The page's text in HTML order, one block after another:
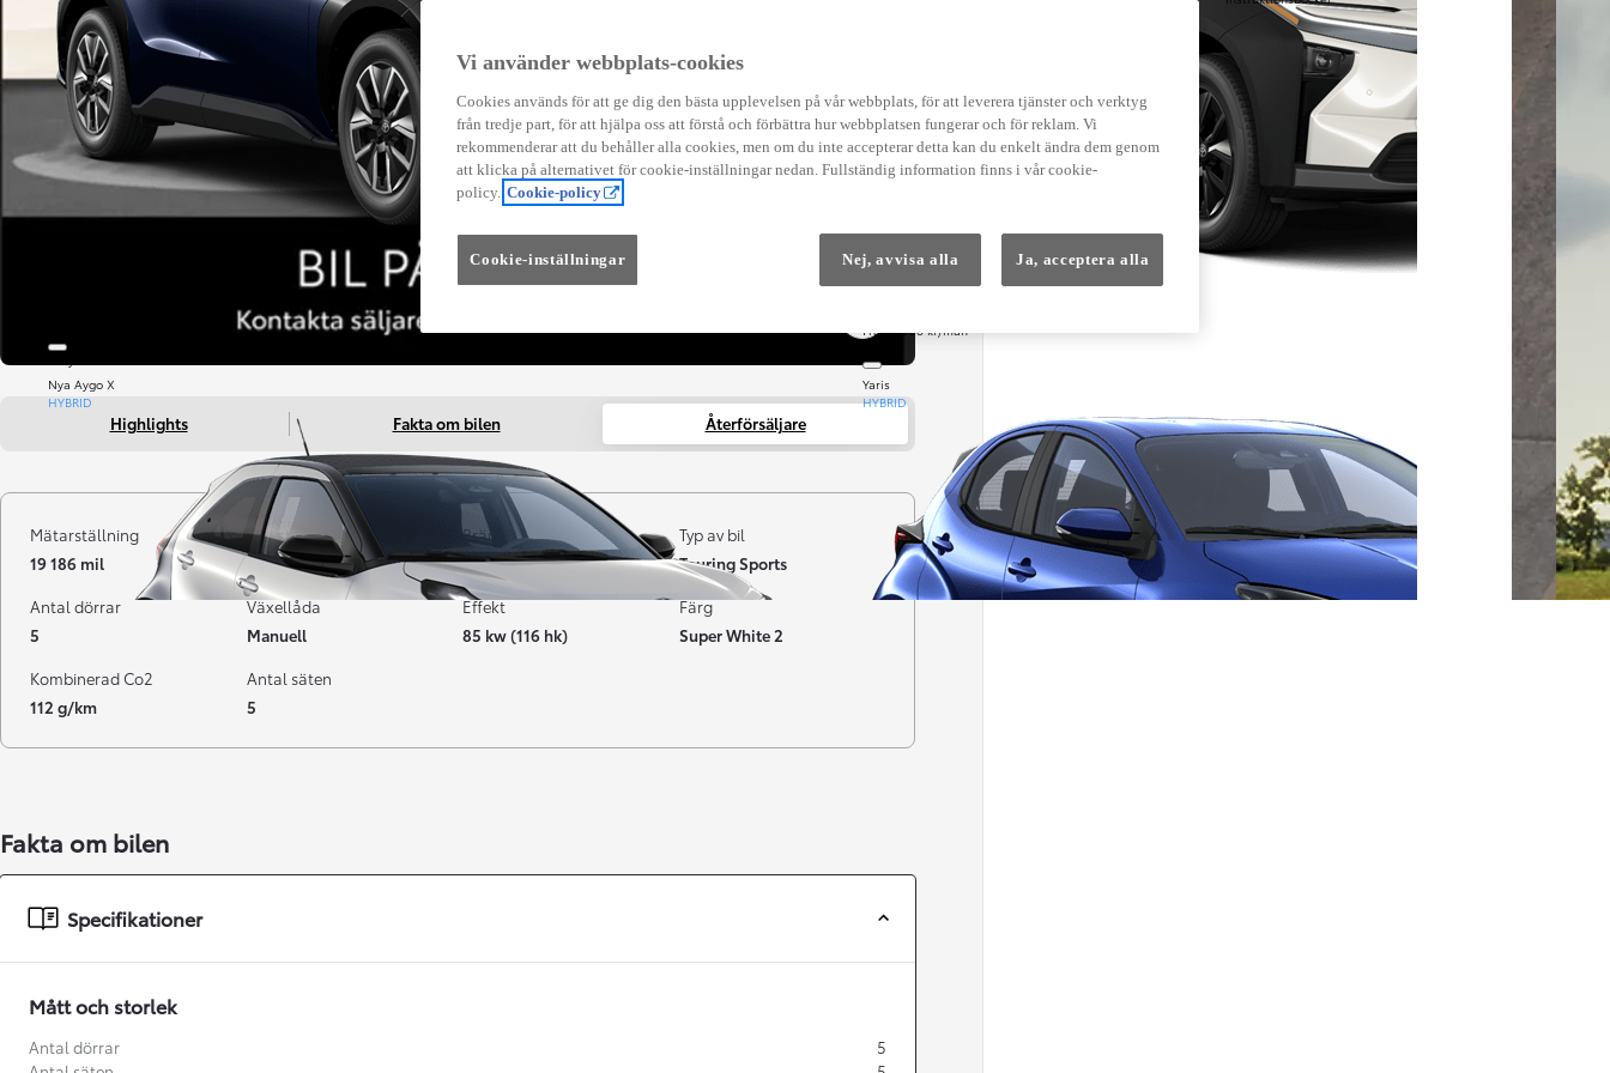
Från 3 958 kr/mån
Nya Aygo X
HYBRID
Från 2 349 kr/mån
Easy Billån
Yaris
HYBRID
Från 257 900 kr
Från 2 535 kr/mån
Easy Billån
BENSIN
Highlights Fakta om bilen Återförsäljare
Mätarställning
19 186 mil
Registrerad
09-2016
Bränsle
Bensin
Typ av bil
Touring Sports
Antal dörrar
5
Växellåda
Manuell
Effekt
85 kw (116 hk)
Färg
Super White 2
Kombinerad Co2
112 g/km
Antal säten
5
Fakta om bilen
Specifikationer
Mått och storlek
Antal dörrar
5
Vi använder webbplats-cookies
Cookies används för att ge dig den bästa upplevelsen på vår webbplats, för att leverera tjänster och verktyg
från tredje part, för att hjälpa oss att förstå och förbättra hur webbplatsen fungerar och för reklam. Vi
rekommenderar att du behåller alla cookies, men om du inte accepterar detta kan du enkelt ändra dem genom
att klicka på alternativet för cookie-inställningar nedan. Fullständig information finns i vår cookie-
policy. Cookie-policy
Cookie-inställningar Nej, avvisa alla Ja, acceptera alla